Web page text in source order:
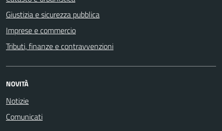
Giustizia e sicurezza pubblica
Imprese e commercio
Tributi, finanze e contravvenzioni
NOVITÀ
Notizie
Comunicati